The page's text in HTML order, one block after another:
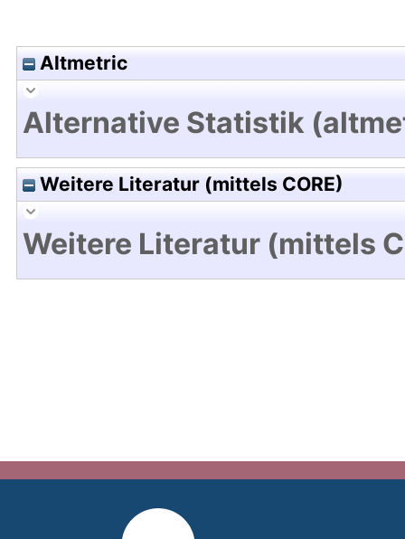
Altmetric
Alternative Statistik
Weitere Literatur (mittels CORE)
Weitere Literatur (mittels